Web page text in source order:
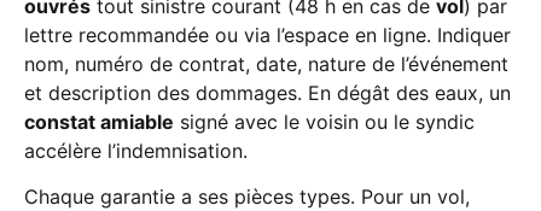
ouvrés tout sinistre courant (48 h en cas de vol) par
lettre recommandée ou via l’espace en ligne. Indiquer
nom, numéro de contrat, date, nature de l’événement
et description des dommages. En dégât des eaux, un
constat amiable signé avec le voisin ou le syndic
accélère l’indemnisation.
Chaque garantie a ses pièces types. Pour un vol,